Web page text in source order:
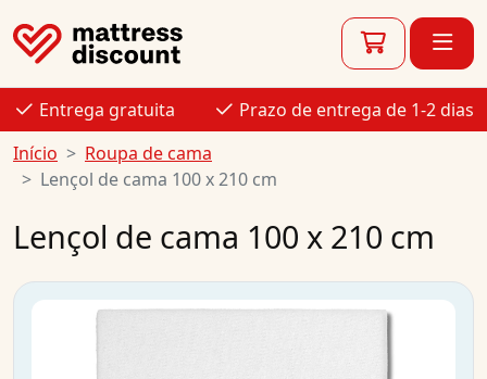
Entrega gratuita
Prazo de entrega de 1-2 dias
Início
Roupa de cama
Lençol de cama 100 x 210 cm
Lençol de cama 100 x 210 cm